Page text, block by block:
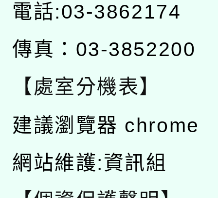
電話:03-3862174
傳真：03-3852200
【處室分機表】
建議瀏覽器 chrome
網站維護:資訊組